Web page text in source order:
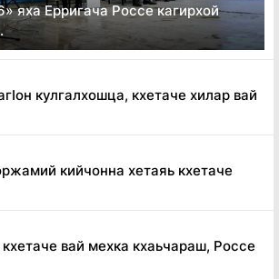
яха Ерригача Россе кагирхой
кулгалхошца, кхетаче хилар вай
кийчонна хетаяь кхетаче
кхетаче вай мехка кхаьчараш, Россе